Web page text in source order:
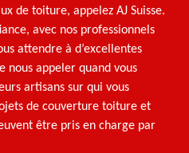
de toiture, appelez AJ Suisse.
avec nos professionnels
attendre à d’excellentes
nous appeler quand vous
artisans sur qui vous
de couverture toiture et
être pris en charge par